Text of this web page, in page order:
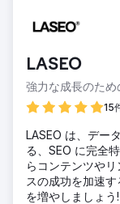
LASEO
強力な成長のた
15
LASEO は、デー
る、SEO に完全
らコンテンツや
スの成功を加速
を増やしましょう!